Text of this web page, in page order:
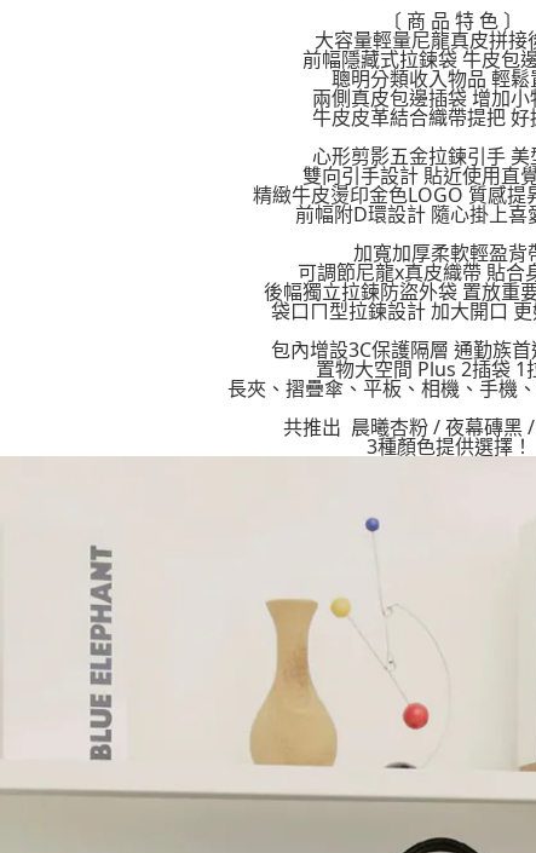
3.完整用
【注意事
１．透過
交易，需
求債權轉
２．關於
https://
３．未成
「AFTEE
任。
即時審查
結果請求
５．嚴禁
形，恩沛
動。
免運費
〔 商 品 特 色 〕
大容量輕量尼龍真皮拼接
前幅隱藏式拉鍊袋 牛皮包
聰明分類收入物品 輕鬆
兩側真皮包邊插袋 增加小
牛皮皮革結合織帶提把 好
心形剪影五金拉鍊引手 美
雙向引手設計 貼近使用直
精緻牛皮燙印金色LOGO 質感提
前幅附D環設計 隨心掛上喜
加寬加厚柔軟輕盈背
可調節尼龍x真皮織帶 貼合
後幅獨立拉鍊防盜外袋 置放重
袋口ㄇ型拉鍊設計 加大開口
包內增設3C保護隔層 通勤族
置物大空間 Plus 2插袋 1
長夾、摺疊傘、平板、相機、手機
共推出 晨曦杏粉 / 夜幕磚黑
3種顏色提供選擇！